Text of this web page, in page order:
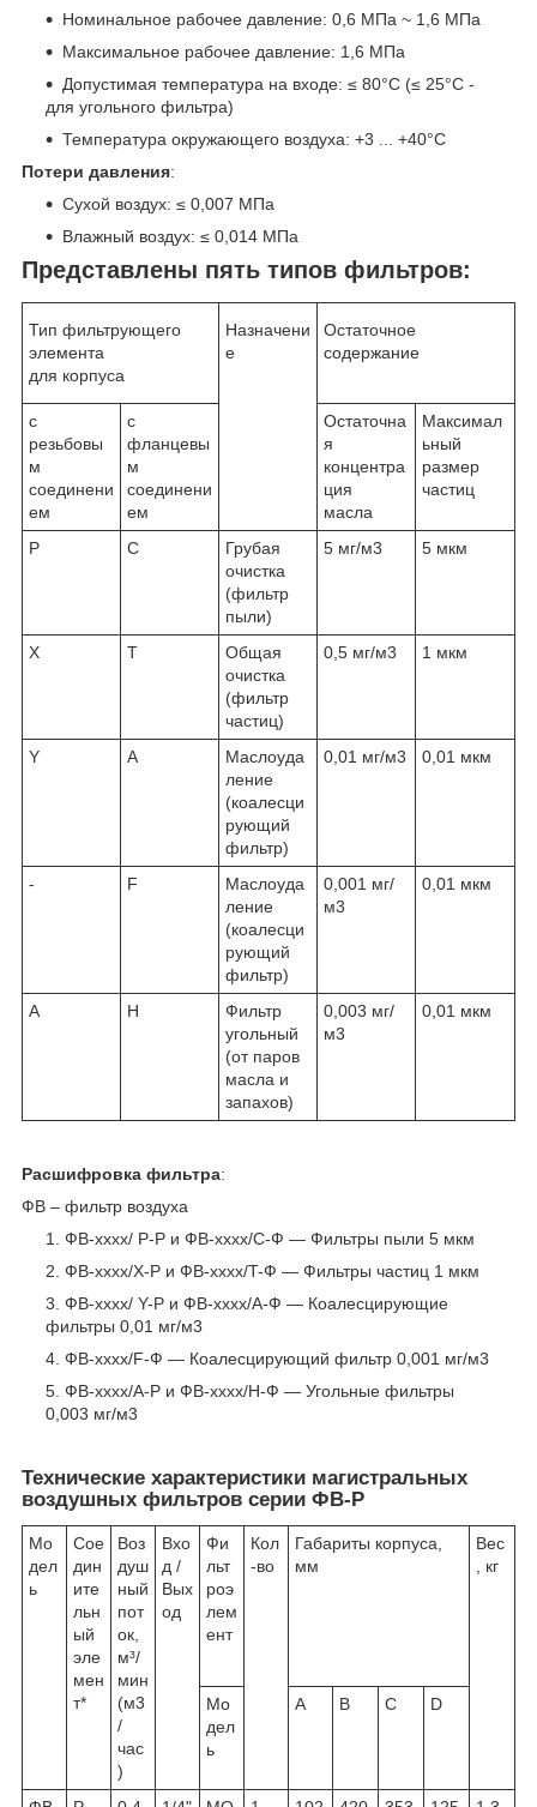
Номинальное рабочее давление: 0,6 МПа ~ 1,6 МПа
Максимальное рабочее давление: 1,6 МПа
Допустимая температура на входе: ≤ 80°С (≤ 25°С -
для угольного фильтра)
Температура окружающего воздуха: +3 ... +40°С
Потери давления:
Сухой воздух: ≤ 0,007 МПа
Влажный воздух: ≤ 0,014 МПа
Представлены пять типов фильтров:
Тип фильтрующего
элемента
для корпуса
Назначени
е
Остаточное
содержание
с
резьбовы
м
соединени
ем
с
фланцевы
м
соединени
ем
Остаточна
я
концентра
ция
масла
Максимал
ьный
размер
частиц
P C
Грубая
очистка
(фильтр
пыли)
5 мг/м3 5 мкм
X T
Общая
очистка
(фильтр
частиц)
0,5 мг/м3 1 мкм
Y A
Маслоуда
ление
(коалесци
рующий
фильтр)
0,01 мг/м3 0,01 мкм
- F
Маслоуда
ление
(коалесци
рующий
фильтр)
0,001 мг/
м3
0,01 мкм
A H
Фильтр
угольный
(от паров
масла и
запахов)
0,003 мг/
м3
0,01 мкм
Расшифровка фильтра:
ФВ – фильтр воздуха
ФВ-хххх/ P-Р и ФВ-хххх/C-Ф — Фильтры пыли 5 мкм
ФВ-хххх/X-Р и ФВ-хххх/T-Ф — Фильтры частиц 1 мкм
ФВ-хххх/ Y-Р и ФВ-хххх/A-Ф — Коалесцирующие
фильтры 0,01 мг/м3
ФВ-хххх/F-Ф — Коалесцирующий фильтр 0,001 мг/м3
ФВ-хххх/A-Р и ФВ-хххх/H-Ф — Угольные фильтры
0,003 мг/м3
Технические характеристики магистральных
воздушных фильтров серии ФВ-Р
Мо
дел
ь
Сое
дин
ите
льн
ый
эле
мен
т*
Воз
душ
ный
пот
ок,
м³/
мин
(м3
/
час
)
Вхо
д /
Вых
од
Фи
льт
роэ
лем
ент
Кол
-во
Габариты корпуса,
мм
Вес
, кг
Мо
дел
ь
A B C D